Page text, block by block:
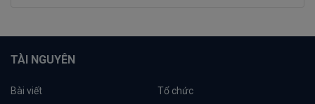
TÀI NGUYÊN
Bài viết Tổ chức